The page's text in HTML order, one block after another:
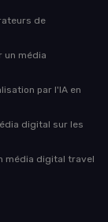
de
un média
par l'IA en
digital sur les
média digital travel